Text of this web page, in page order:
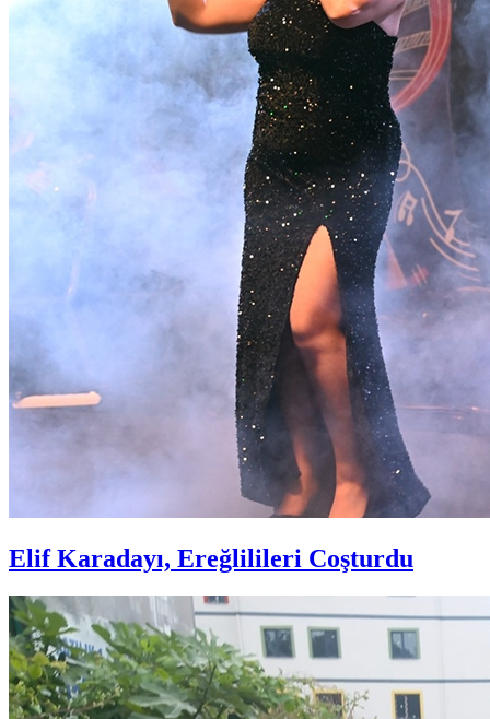
Elif Karadayı, Ereğlilileri Coşturdu